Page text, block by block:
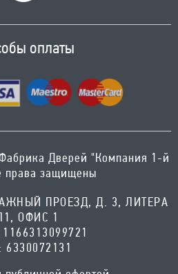
оплаты
Дверей "Компания 1-й
права защищены
ПРОЕЗД, Д. 3, ЛИТЕРА
ОФИС 1
6330072131